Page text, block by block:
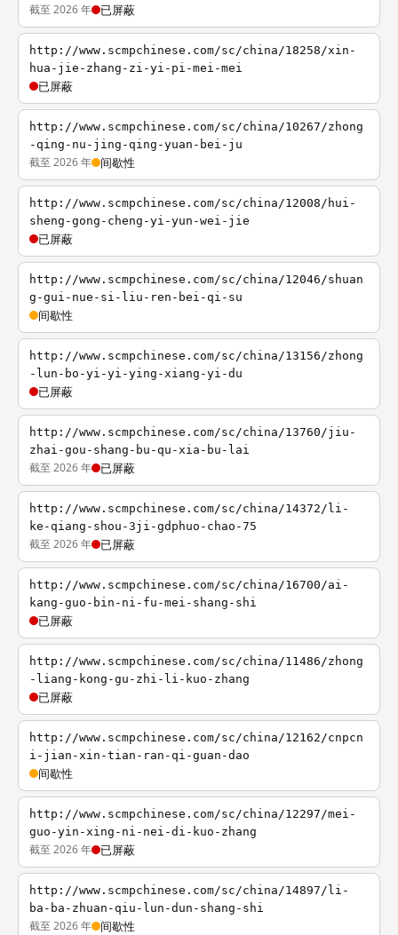
截至 2026 年 已屏蔽
http://www.scmpchinese.com/sc/china/18258/xin-
hua-jie-zhang-zi-yi-pi-mei-mei
已屏蔽
http://www.scmpchinese.com/sc/china/10267/zhong
-qing-nu-jing-qing-yuan-bei-ju
截至 2026 年 间歇性
http://www.scmpchinese.com/sc/china/12008/hui-
sheng-gong-cheng-yi-yun-wei-jie
已屏蔽
http://www.scmpchinese.com/sc/china/12046/shuan
g-gui-nue-si-liu-ren-bei-qi-su
间歇性
http://www.scmpchinese.com/sc/china/13156/zhong
-lun-bo-yi-yi-ying-xiang-yi-du
已屏蔽
http://www.scmpchinese.com/sc/china/13760/jiu-
zhai-gou-shang-bu-qu-xia-bu-lai
截至 2026 年 已屏蔽
http://www.scmpchinese.com/sc/china/14372/li-
ke-qiang-shou-3ji-gdphuo-chao-75
截至 2026 年 已屏蔽
http://www.scmpchinese.com/sc/china/16700/ai-
kang-guo-bin-ni-fu-mei-shang-shi
已屏蔽
http://www.scmpchinese.com/sc/china/11486/zhong
-liang-kong-gu-zhi-li-kuo-zhang
已屏蔽
http://www.scmpchinese.com/sc/china/12162/cnpcn
i-jian-xin-tian-ran-qi-guan-dao
间歇性
http://www.scmpchinese.com/sc/china/12297/mei-
guo-yin-xing-ni-nei-di-kuo-zhang
截至 2026 年 已屏蔽
http://www.scmpchinese.com/sc/china/14897/li-
ba-ba-zhuan-qiu-lun-dun-shang-shi
截至 2026 年 间歇性